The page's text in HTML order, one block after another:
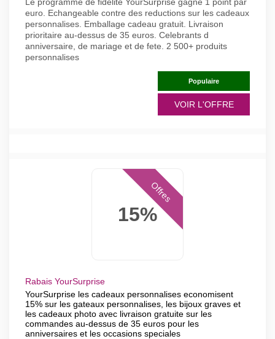
euro. Echangeable contre des reductions sur les cadeaux
personnalises. Emballage cadeau gratuit. Livraison
prioritaire au-dessus de 35 euros. Celebrants d
anniversaire, de mariage et de fete. 2 500+ produits
personnalises
Populaire
VOIR L'OFFRE
15%
Offres
Rabais YourSurprise
YourSurprise les cadeaux personnalises economisent
15% sur les gateaux personnalises, les bijoux graves et
les cadeaux photo avec livraison gratuite sur les
commandes au-dessus de 35 euros pour les
anniversaires et les occasions speciales